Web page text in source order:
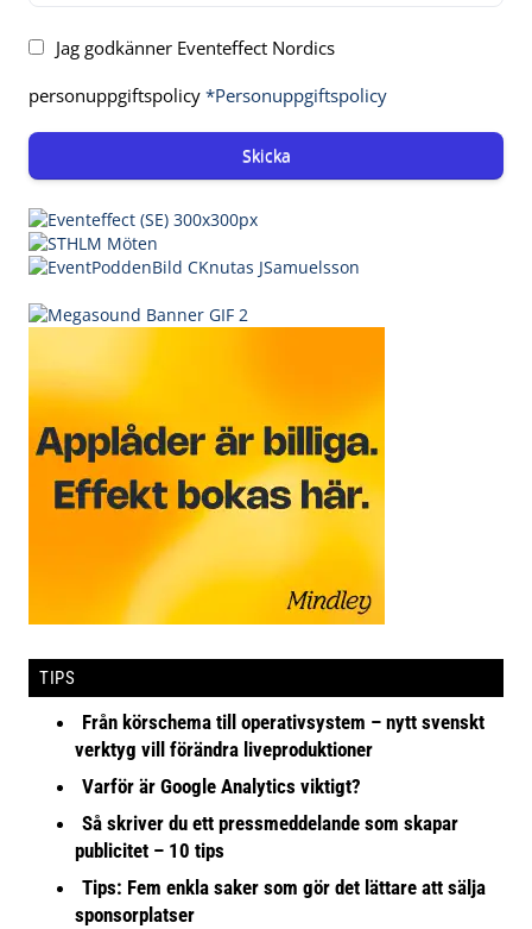
Jag godkänner Eventeffect Nordics
personuppgiftspolicy *Personuppgiftspolicy
Skicka
TIPS
Från körschema till operativsystem – nytt svenskt
verktyg vill förändra liveproduktioner
Varför är Google Analytics viktigt?
Så skriver du ett pressmeddelande som skapar
publicitet – 10 tips
Tips: Fem enkla saker som gör det lättare att sälja
sponsorplatser